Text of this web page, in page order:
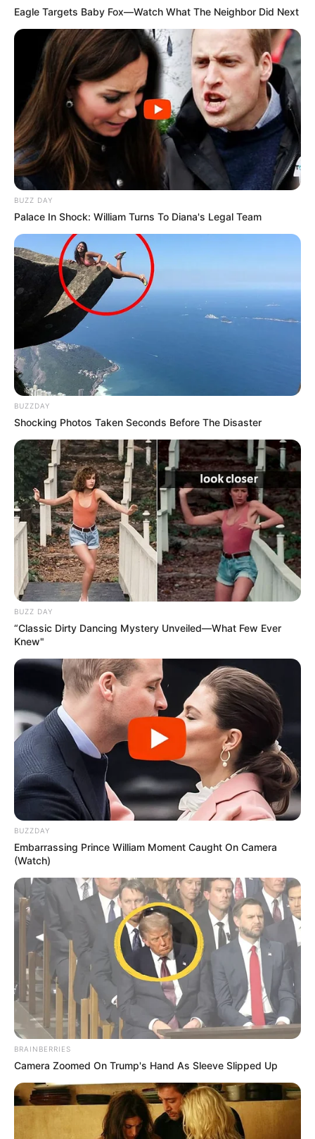
Eagle Targets Baby Fox—Watch What The Neighbor Did Next
BUZZ DAY
Palace In Shock: William Turns To Diana's Legal Team
BUZZDAY
Shocking Photos Taken Seconds Before The Disaster
BUZZ DAY
“Classic Dirty Dancing Mystery Unveiled—What Few Ever
Knew"
BUZZDAY
Embarrassing Prince William Moment Caught On Camera
(Watch)
BRAINBERRIES
Camera Zoomed On Trump's Hand As Sleeve Slipped Up